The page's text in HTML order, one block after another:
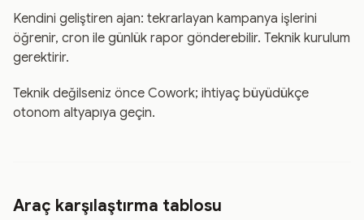
Kendini geliştiren ajan: tekrarlayan kampanya işlerini
öğrenir, cron ile günlük rapor gönderebilir. Teknik kurulum
gerektirir.
Teknik değilseniz önce Cowork; ihtiyaç büyüdükçe
otonom altyapıya geçin.
Araç karşılaştırma tablosu